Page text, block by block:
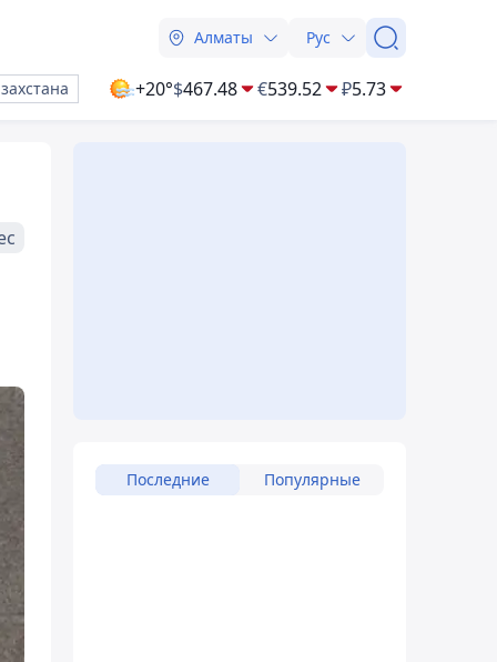
Алматы Рус
+20°$467.48 €539.52 ₽5.73
Последние Популярные